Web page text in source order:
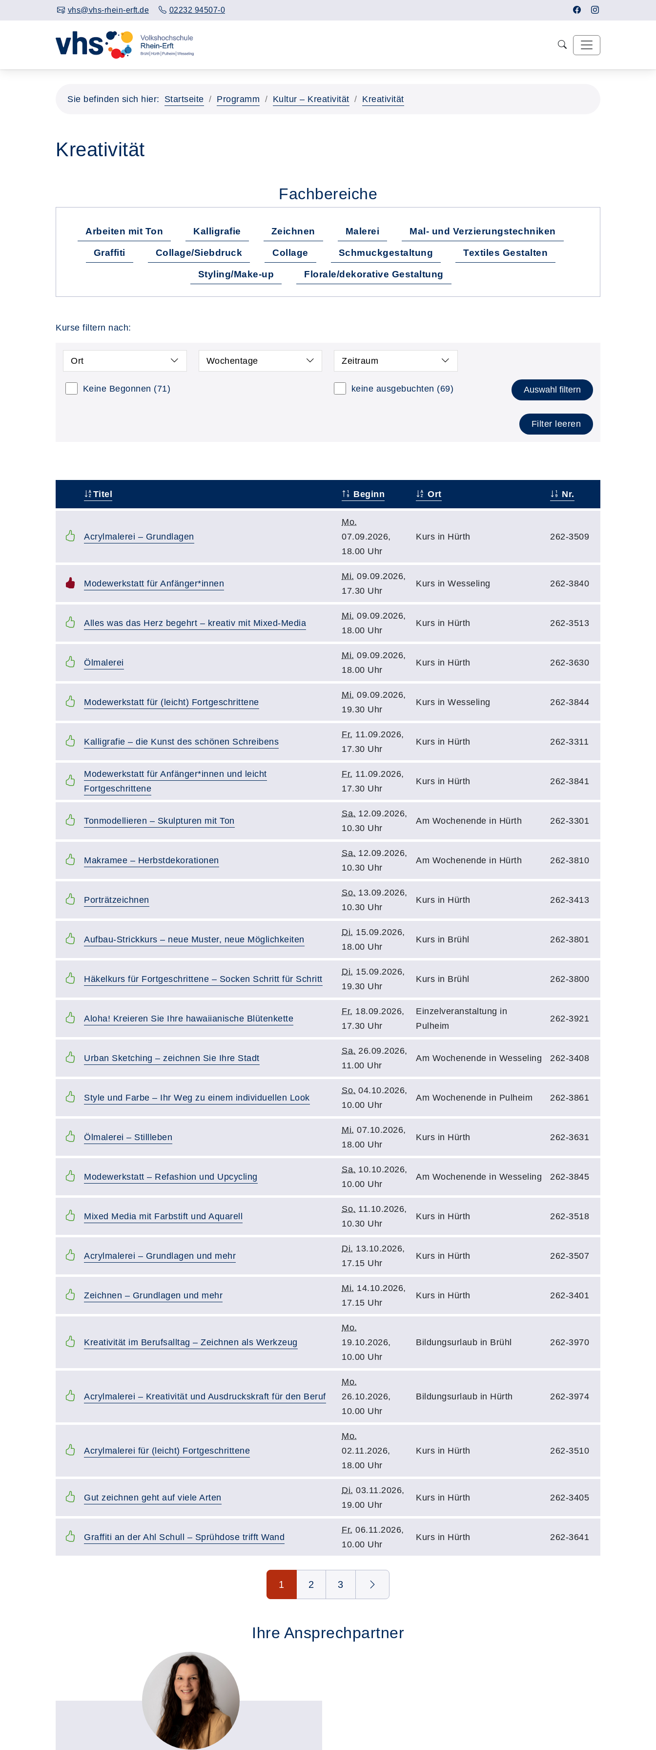
vhs@vhs-rhein-erft.de 02232 94507-0
Sie befinden sich hier: Startseite Programm Kultur – Kreativität Kreativität
Kreativität
Fachbereiche
Arbeiten mit Ton Kalligrafie Zeichnen Malerei Mal- und Verzierungstechniken
Graffiti Collage/Siebdruck Collage Schmuckgestaltung Textiles Gestalten
Styling/Make-up Florale/dekorative Gestaltung
Kurse filtern nach:
Ort Wochentage Zeitraum
Keine Begonnen (71) keine ausgebuchten (69) Auswahl filtern
Filter leeren
Titel Beginn Ort Nr.
Acrylmalerei – Grundlagen
Mo.
07.09.2026,
18.00 Uhr
Kurs in Hürth 262-3509
Modewerkstatt für Anfänger*innen
Mi. 09.09.2026,
17.30 Uhr
Kurs in Wesseling 262-3840
Alles was das Herz begehrt – kreativ mit Mixed-Media
Mi. 09.09.2026,
18.00 Uhr
Kurs in Hürth 262-3513
Ölmalerei
Mi. 09.09.2026,
18.00 Uhr
Kurs in Hürth 262-3630
Modewerkstatt für (leicht) Fortgeschrittene
Mi. 09.09.2026,
19.30 Uhr
Kurs in Wesseling 262-3844
Kalligrafie – die Kunst des schönen Schreibens
Fr. 11.09.2026,
17.30 Uhr
Kurs in Hürth 262-3311
Modewerkstatt für Anfänger*innen und leicht
Fortgeschrittene
Fr. 11.09.2026,
17.30 Uhr
Kurs in Hürth 262-3841
Tonmodellieren – Skulpturen mit Ton
Sa. 12.09.2026,
10.30 Uhr
Am Wochenende in Hürth 262-3301
Makramee – Herbstdekorationen
Sa. 12.09.2026,
10.30 Uhr
Am Wochenende in Hürth 262-3810
Porträtzeichnen
So. 13.09.2026,
10.30 Uhr
Kurs in Hürth 262-3413
Aufbau-Strickkurs – neue Muster, neue Möglichkeiten
Di. 15.09.2026,
18.00 Uhr
Kurs in Brühl 262-3801
Häkelkurs für Fortgeschrittene – Socken Schritt für Schritt
Di. 15.09.2026,
19.30 Uhr
Kurs in Brühl 262-3800
Aloha! Kreieren Sie Ihre hawaiianische Blütenkette
Fr. 18.09.2026,
17.30 Uhr
Einzelveranstaltung in
Pulheim
262-3921
Urban Sketching – zeichnen Sie Ihre Stadt
Sa. 26.09.2026,
11.00 Uhr
Am Wochenende in Wesseling 262-3408
Style und Farbe – Ihr Weg zu einem individuellen Look
So. 04.10.2026,
10.00 Uhr
Am Wochenende in Pulheim 262-3861
Ölmalerei – Stillleben
Mi. 07.10.2026,
18.00 Uhr
Kurs in Hürth 262-3631
Modewerkstatt – Refashion und Upcycling
Sa. 10.10.2026,
10.00 Uhr
Am Wochenende in Wesseling 262-3845
Mixed Media mit Farbstift und Aquarell
So. 11.10.2026,
10.30 Uhr
Kurs in Hürth 262-3518
Acrylmalerei – Grundlagen und mehr
Di. 13.10.2026,
17.15 Uhr
Kurs in Hürth 262-3507
Zeichnen – Grundlagen und mehr
Mi. 14.10.2026,
17.15 Uhr
Kurs in Hürth 262-3401
Kreativität im Berufsalltag – Zeichnen als Werkzeug
Mo.
19.10.2026,
10.00 Uhr
Bildungsurlaub in Brühl 262-3970
Acrylmalerei – Kreativität und Ausdruckskraft für den Beruf
Mo.
26.10.2026,
10.00 Uhr
Bildungsurlaub in Hürth 262-3974
Acrylmalerei für (leicht) Fortgeschrittene
Mo.
02.11.2026,
18.00 Uhr
Kurs in Hürth 262-3510
Gut zeichnen geht auf viele Arten
Di. 03.11.2026,
19.00 Uhr
Kurs in Hürth 262-3405
Graffiti an der Ahl Schull – Sprühdose trifft Wand
Fr. 06.11.2026,
10.00 Uhr
Kurs in Hürth 262-3641
1 2 3
Ihre Ansprechpartner